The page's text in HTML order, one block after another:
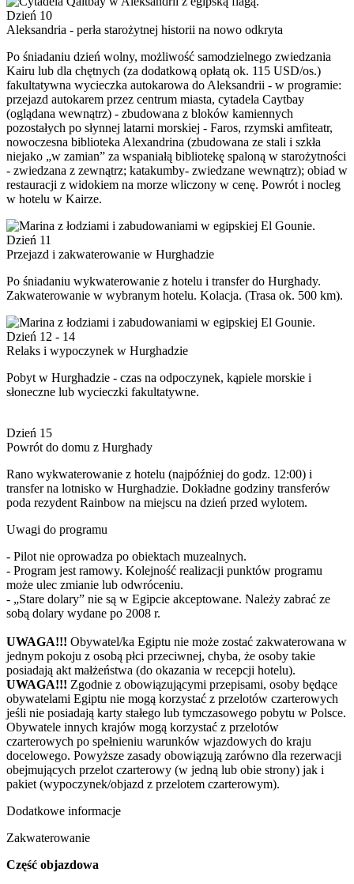
Dzień 10
Aleksandria - perła starożytnej historii na nowo odkryta
Po śniadaniu dzień wolny, możliwość samodzielnego zwiedzania
Kairu lub dla chętnych (za dodatkową opłatą ok. 115 USD/os.)
fakultatywna wycieczka autokarowa do Aleksandrii - w programie:
przejazd autokarem przez centrum miasta, cytadela Caytbay
(oglądana wewnątrz) - zbudowana z bloków kamiennych
pozostałych po słynnej latarni morskiej - Faros, rzymski amfiteatr,
nowoczesna biblioteka Alexandrina (zbudowana ze stali i szkła
niejako „w zamian” za wspaniałą bibliotekę spaloną w starożytności
- zwiedzana z zewnątrz; katakumby- zwiedzane wewnątrz); obiad w
restauracji z widokiem na morze wliczony w cenę. Powrót i nocleg
w hotelu w Kairze.
Dzień 11
Przejazd i zakwaterowanie w Hurghadzie
Po śniadaniu wykwaterowanie z hotelu i transfer do Hurghady.
Zakwaterowanie w wybranym hotelu. Kolacja. (Trasa ok. 500 km).
Dzień 12 - 14
Relaks i wypoczynek w Hurghadzie
Pobyt w Hurghadzie - czas na odpoczynek, kąpiele morskie i
słoneczne lub wycieczki fakultatywne.
Dzień 15
Powrót do domu z Hurghady
Rano wykwaterowanie z hotelu (najpóźniej do godz. 12:00) i
transfer na lotnisko w Hurghadzie. Dokładne godziny transferów
poda rezydent Rainbow na miejscu na dzień przed wylotem.
Uwagi do programu
- Pilot nie oprowadza po obiektach muzealnych.
- Program jest ramowy. Kolejność realizacji punktów programu
może ulec zmianie lub odwróceniu.
- „Stare dolary” nie są w Egipcie akceptowane. Należy zabrać ze
sobą dolary wydane po 2008 r.
UWAGA!!! Obywatel/ka Egiptu nie może zostać zakwaterowana w
jednym pokoju z osobą płci przeciwnej, chyba, że osoby takie
posiadają akt małżeństwa (do okazania w recepcji hotelu).
UWAGA!!! Zgodnie z obowiązującymi przepisami, osoby będące
obywatelami Egiptu nie mogą korzystać z przelotów czarterowych
jeśli nie posiadają karty stałego lub tymczasowego pobytu w Polsce.
Obywatele innych krajów mogą korzystać z przelotów
czarterowych po spełnieniu warunków wjazdowych do kraju
docelowego. Powyższe zasady obowiązują zarówno dla rezerwacji
obejmujących przelot czarterowy (w jedną lub obie strony) jak i
pakiet (wypoczynek/objazd z przelotem czarterowym).
Dodatkowe informacje
Zakwaterowanie
Część objazdowa